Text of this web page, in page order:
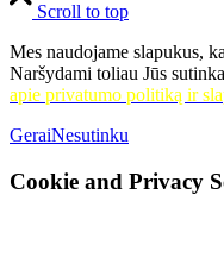
Scroll to top
Mes naudojame slapukus,
Naršydami toliau Jūs
apie privatumo politiką ir
GeraiNesutinku
Cookie and Privacy